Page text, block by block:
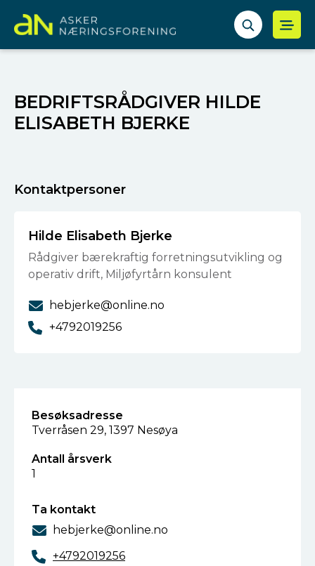
BEDRIFTSRÅDGIVER HILDE
ELISABETH BJERKE
Kontaktpersoner
Hilde Elisabeth Bjerke
Rådgiver bærekraftig forretningsutvikling og
operativ drift, Miljøfyrtårn konsulent
hebjerke@online.no
+4792019256
Besøksadresse
Tverråsen 29, 1397 Nesøya
Antall årsverk
1
Ta kontakt
hebjerke@online.no
+4792019256